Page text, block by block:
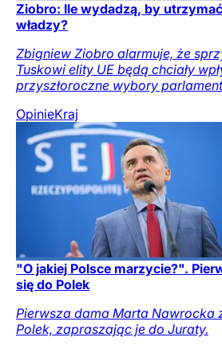
Ziobro: Ile wydadzą, by
władzy?
Zbigniew Ziobro alarmuje, że
Tuskowi elity UE będą chciały
przyszłoroczne wybory
OpinieKraj
"O jakiej Polsce marzycie?".
się do Polek
Pierwsza dama Marta Nawrocka
Polek, zapraszając je do Juraty.